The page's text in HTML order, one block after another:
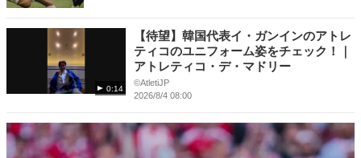
0:14
【待望】韓国代表イ・ガンインのアトレ
ティコのユニフォーム姿をチェック！｜
アトレティコ・デ・マドリー
©️AtletiJP
2026/8/4 08:00